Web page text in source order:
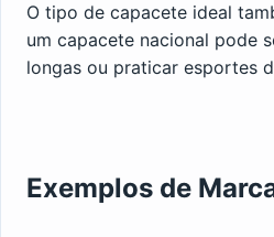
O tipo de capacete ideal
um capacete nacional pode
longas ou praticar esportes
Exemplos de